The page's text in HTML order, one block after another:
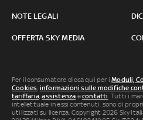
NOTE LEGALI
OFFERTA SKY MEDIA
Per il consumatore clicca qui per iModuli,
Cookies, informazioni sulle modifiche
tariffaria,assistenza econtatti. Tutti i
intellettuale in essi contenuti, sono di
utilizzati su licenza. Copyright 2026 Sky